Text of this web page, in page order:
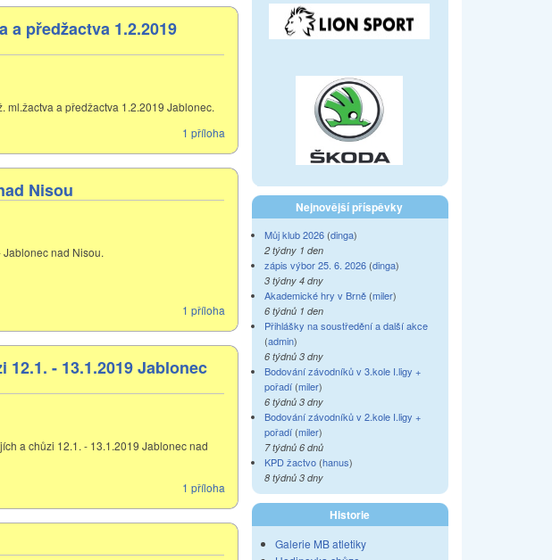
a předžactva 1.2.2019
a předžactva 1.2.2019 Jablonec.
1 příloha
Nisou
nad Nisou.
1 příloha
- 13.1.2019 Jablonec
a chůzi 12.1. - 13.1.2019 Jablonec nad
1 příloha
Nejnovější příspěvky
Můj klub 2026(dinga)
2 týdny 1 den
zápis výbor 25. 6. 2026(dinga)
3 týdny 4 dny
Akademické hry v Brně(miler)
6 týdnů 1 den
Přihlášky na soustředění a další akce
(admin)
6 týdnů 3 dny
Bodování závodníků v 3.kole I.ligy +
pořadí(miler)
6 týdnů 3 dny
Bodování závodníků v 2.kole I.ligy +
pořadí(miler)
7 týdnů 6 dnů
KPD žactvo(hanus)
8 týdnů 3 dny
Historie
Galerie MB atletiky